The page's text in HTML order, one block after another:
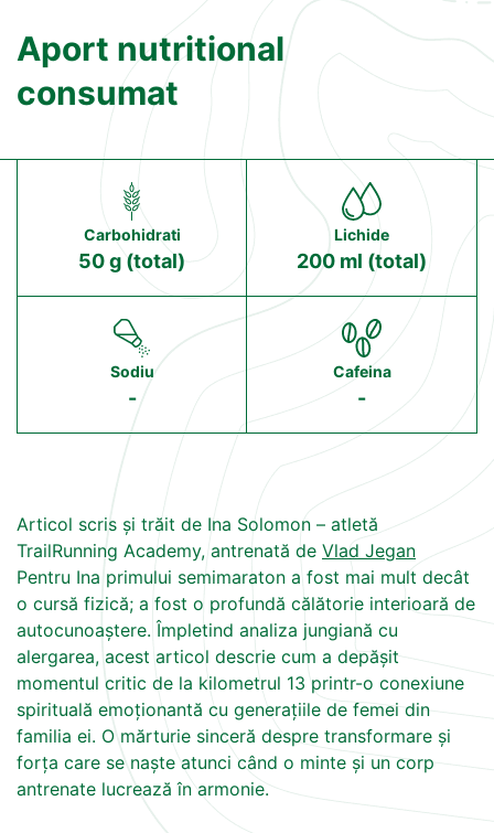
Aport nutritional
consumat
Carbohidrati
50 g (total)
Lichide
200 ml (total)
Sodiu
-
Cafeina
-
Articol scris și trăit de Ina Solomon – atletă
TrailRunning Academy, antrenată de Vlad Jegan
Pentru Ina primului semimaraton a fost mai mult decât
o cursă fizică; a fost o profundă călătorie interioară de
autocunoaștere. Împletind analiza jungiană cu
alergarea, acest articol descrie cum a depășit
momentul critic de la kilometrul 13 printr-o conexiune
spirituală emoționantă cu generațiile de femei din
familia ei. O mărturie sinceră despre transformare și
forța care se naște atunci când o minte și un corp
antrenate lucrează în armonie.